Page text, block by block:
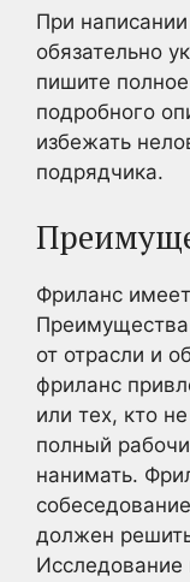
При
обязательно
пишите
подробного
избежать
подрядчика.
Фриланс
Преимущества
от отрасли и
фриланс
или тех, кто
полный
нанимать.
должен
Исследование